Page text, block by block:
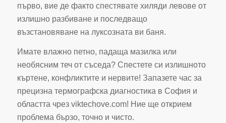
първо, вие де факто спестявате хиляди левове от
излишно разбиване и последващо
възстановяване на луксозната ви баня.
Имате влажно петно, падаща мазилка или
необясним теч от съседа? Спестете си излишното
къртене, конфликтите и нервите! Запазете час за
прецизна термографска диагностика в София и
областта чрез viktechove.com! Ние ще открием
проблема бързо, точно и чисто.